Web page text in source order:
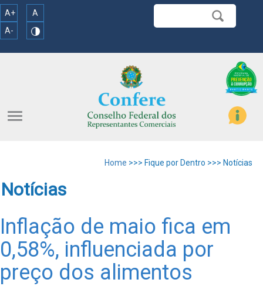
A+
A
A-
menu
Home >>> Fique por Dentro >>> Notícias
Notícias
Inflação de maio fica em
0,58%, influenciada por
preço dos alimentos